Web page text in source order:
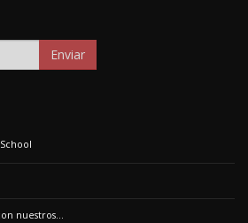
Enviar
nuestros...